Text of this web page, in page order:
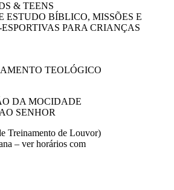
& TEENS
ESTUDO BÍBLICO, MISSÕES E
PARA CRIANÇAS
TEOLÓGICO
DA MOCIDADE
SENHOR
Treinamento de Louvor)
– ver horários com